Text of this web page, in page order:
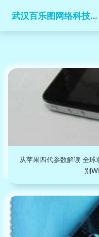
武汉百乐图网络科技有限公司
从苹果四代参数解读 全
别